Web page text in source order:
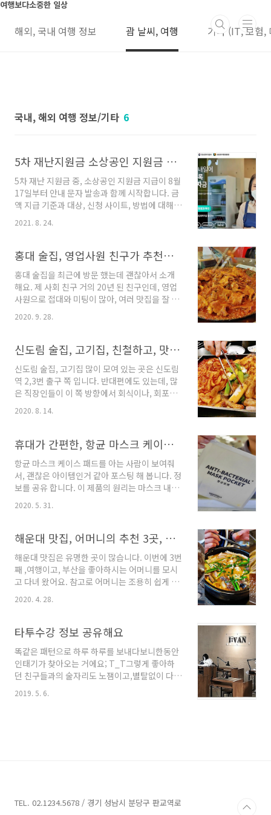
본문 바로가기
여행보다소중한 일상
해외, 국내 여행 정보 괌 날씨, 여행 기타 (IT, 보험,
국내, 해외 여행 정보/기타 6
5차 재난지원금 소상공인 지원금 신청 사이트, 방법, 보상 금액, 대상 기준 정리(8월)
5차 재난 지원금 중, 소상공인 지원금 지급이 8월
17일부터 안내 문자 발송과 함께 시작합니다. 금
액 지급 기준과 대상, 신청 사이트, 방법에 대해
알아보겠습니다. 코로나 백신 부작용 국가 보상
금액과 신청 금액 5차 재난 지원금, 소상공인 지
1) 사업자등록증 기준 개업일이 올해 6월 30일
이전 2) 폐업 상태가 아니어야 합니다. 계속 영업
을 하고 있는 상태여야 합니다. 만약 폐업을 했다
면, "폐업 재도전 장려금" 혜택을 신청할 수 있고,
이걸 수령한 경우에는 대상에서 제외됩니다. 소
상공인 지원금 대상 소상공인은 크게 집합 금지,
분류 기준은 어떻게 어떻..
2021. 8. 24.
홍대 술집, 영업사원 친구가 추천한 곳, 주꾸미 삼겹살, 볶음밥도 짱
홍대 술집을 최근에 방문 했는데 괜찮아서 소개
해요. 제 사회 친구 거의 20년 된 친구인데, 영업
사원으로 접대와 미팅이 많아, 여러 맛집을 잘 알
고 있습니다. 홍대에서 저녁을 먹게 됐는데, 자기
가 이 곳을 오면 항상 가는 술집이 있다고 해서,
게 이름은 “교동집” 이라고 포탈에 검색을 해보
니, 많이 소개가 되어 있더군요. 지난 9월 21일 네
명이서 먹었는데요, 저는 외식을 그렇게 좋아하
는 스타일이 아니라서 그런지 “주꾸미 삼겹살”은
이번에 처음 먹어 봤습니다. 처음 느낌은 바다 고
기와 육류를 같이 요리한다고? 조금 신기했습니
손님이 평소보다 매우 적었습니다...
2020. 9. 28.
신도림 술집, 고기집, 친철하고, 맛있는, 유명한 곳
신도림 술집, 고기집 많이 모여 있는 곳은 신도림
역 2,3번 출구 쪽 입니다. 반대편에도 있는데, 많
은 직장인들이 이 쪽 방향에서 회식이나, 회포를
특히 금요일에는 정말 사람이 많으나 요즘은 코
로나의 영향으로 사람이 줄었습니다. 1호선, 2호
이 곳은 교통의 요지 임에도 불과하고 신촌, 영등
포 처럼 발전을 못하다가, 한 5년전 부터, 신도림
테크노 마트도 폰 집단 상가가 유명해 지면서, 신
도림 테크노 맞은편에 있는 곳에 많은 음식점들
이 생기게 되었습니다. 이 곳에서5년 정도 근무한
형이 소개한 2곳의 신도림역 고기집으로 괜찮은
이라는 곳 입니다. 맛이 깔끔하고 좋았습니다..
2020. 8. 14.
휴대가 간편한, 항균 마스크 케이스 패드, 여행용 추천
항균 마스크 케이스 패드를 아는 사람이 보여줘
서, 괜찮은 아이템인거 같아 포스팅 해 봅니다. 정
보를 공유 합니다. 이 제품의 원리는 마스크 내외
인 세균, 박테리아 같은 미생물의 번식을 일정부
고 합니다. 가격도 저렴하고, 깨끗하게 유지해 줄
수 있다고 하며, 쓰는 기간도 최소 1달 이상 이라
고 하네요. 약 2분 정도의 영상으로 사용법을 쉽
게 이해할 수 있습니다. 항균 마스크 파우치 패드 ​
구성품은 단순 합니다. 제습제, 항균패드 2개 항
균 백, PVC 백 입니다. 사용 방법은 마스크에 항
유지하는 방법 입니다. 청결..
2020. 5. 31.
해운대 맛집, 어머니의 추천 3곳, 고메밀면, 돼지국밥, 불고기전골
해운대 맛집은 유명한 곳이 많습니다. 이번에 3번
째 ,여행이고, 부산을 좋아하시는 어머니를 모시
고 다녀 왔어요. 참고로 어머니는 조용히 쉽게 쉬
는 일본에 머무르셨는데 노 아베 재팬이후에는
에 그냥 자숙하려고 했는데, 어머니가답답해 하
시고, 부산이 고향이시면서도, 머무는 걸좋아하
셔서 화요일 출발 목요일 복귀로 해서 다녀 왔습
니다. 코로나로 사람이 적어, 어머니께서는 10번
이상 해운대 여행을 통해, 유명한 음식점을 잘 알
고 계시는 데, 그 곳들에서 식사를 이번 해운대 여
2020. 4. 28.
타투수강 정보 공유해요
똑같은 패턴으로 하루 하루를 보내다보니한동안
인태기가 찾아오는 거에요; T_T그렇게 좋아하
던 친구들과의 술자리도 노잼이고,별탈없이 다니
던 직장도 지루하게 느껴졌구요. 매일 하던 SNS
도 비활성화로 돌려버렸으니뭔가 터닝포인트가
해보는 게 어떻겠냐고 하네요~ 쉬면서 생각해보
니, 많은 약속이 사람을 지치게 하고 나만의 시간
2019. 5. 6.
TEL. 02.1234.5678 / 경기 성남시 분당구 판교역로